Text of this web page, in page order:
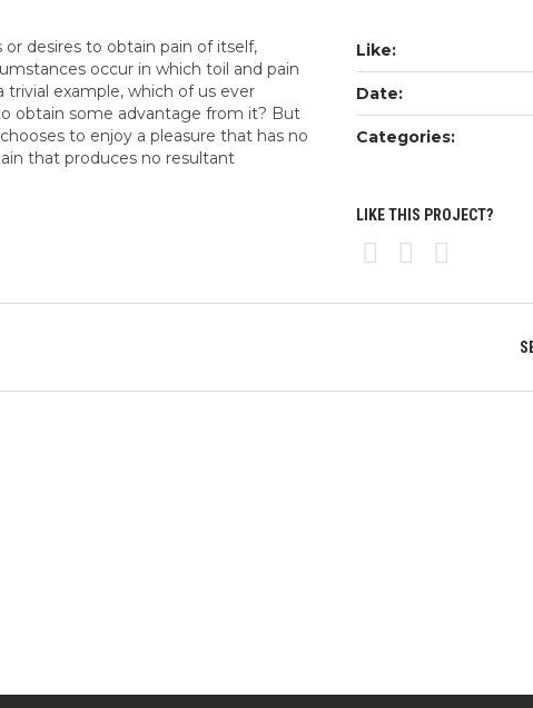
desires to obtain pain of itself,
occur in which toil and pain
trivial example, which of us ever
obtain some advantage from it? But
to enjoy a pleasure that has no
that produces no resultant
Like:
Date:
Categories:
LIKE THIS PROJECT?